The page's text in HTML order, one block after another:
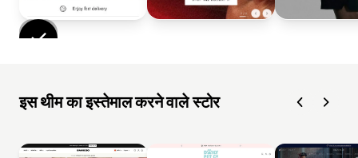
इस थीम का इस्तेमाल करने वाले स्टोर